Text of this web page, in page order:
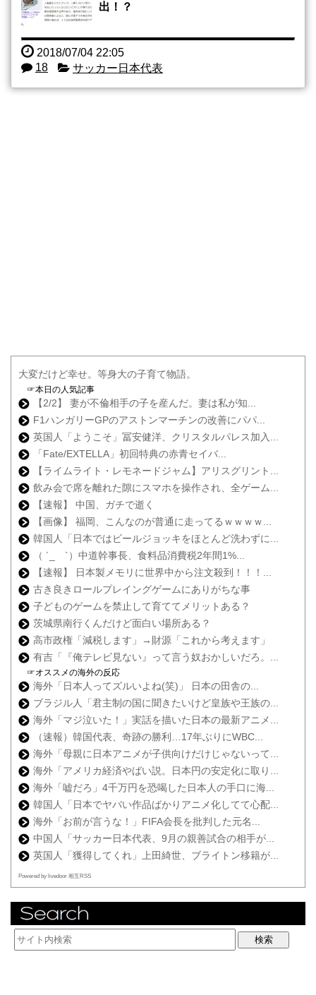
出！？
2018/07/04 22:05
18
サッカー日本代表
大変だけど幸せ。等身大の子育て物語。
☞本日の人気記事
【2/2】 妻が不倫相手の子を産んだ。妻は私が知...
F1ハンガリーGPのアストンマーチンの改善にパパ...
英国人「ようこそ」冨安健洋、クリスタルパレス加入...
「Fate/EXTELLA」初回特典の赤青セイバ...
【ライムライト・レモネードジャム】アリスグリント...
飲み会で席を離れた隙にスマホを操作され、全ゲーム...
【速報】 中国、ガチで逝く
【画像】 福岡、こんなのが普通に走ってるｗｗｗｗ...
韓国人「日本ではビールジョッキをほとんど洗わずに...
（ ´_ゝ`）中道幹事長、食料品消費税2年間1%...
【速報】 日本製メモリに世界中から注文殺到！！！...
古き良きロールプレイングゲームにありがちな事
子どものゲームを禁止して育ててメリットある？
茨城県南行くんだけど面白い場所ある？
高市政権「減税します」→財源「これから考えます」
有吉「『俺テレビ見ない』って言う奴おかしいだろ。...
☞オススメの海外の反応
海外「日本人ってズルいよね(笑)」 日本の田舎の...
ブラジル人「君主制の国に聞きたいけど皇族や王族の...
海外「マジ泣いた！」実話を描いた日本の最新アニメ...
（速報）韓国代表、奇跡の勝利…17年ぶりにWBC...
海外「母親に日本アニメが子供向けだけじゃないって...
海外「アメリカ経済やばい説。日本円の安定化に取り...
海外「嘘だろ」4千万円を恐喝した日本人の手口に海...
韓国人「日本でヤバい作品ばかりアニメ化してて心配...
海外「お前が言うな！」FIFA会長を批判した元名...
中国人「サッカー日本代表、9月の親善試合の相手が...
英国人「獲得してくれ」上田綺世、ブライトン移籍が...
Powered by livedoor 相互RSS